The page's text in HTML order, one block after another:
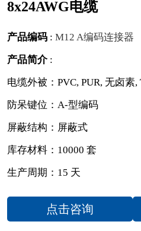
8x24AWG电缆
产品编码 : M12 A编码连接器
产品简介:
电缆外被：PVC, PUR, 无卤素
防呆键位：A-型编码
屏蔽结构：屏蔽式
库存材料：10000 套
生产周期：15 天
点击咨询